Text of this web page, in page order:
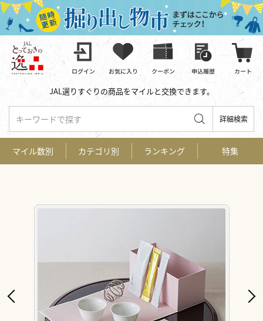
JAL選りすぐりの商品をマイルと交換できます。
キーワードで探す 詳細検索
マイル数別 カテゴリ別 ランキング 特集